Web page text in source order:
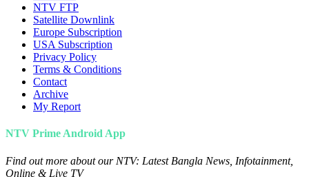
NTV FTP
Satellite Downlink
Europe Subscription
USA Subscription
Privacy Policy
Terms & Conditions
Contact
Archive
My Report
NTV Prime Android App
Find out more about our NTV: Latest Bangla News, Infotainment,
Online & Live TV